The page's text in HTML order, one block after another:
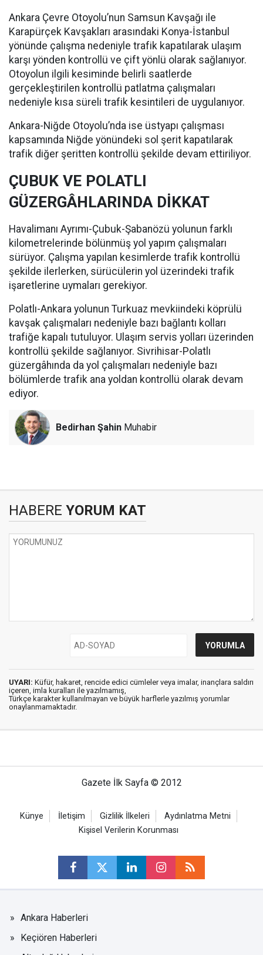
Ankara Çevre Otoyolu’nun Samsun Kavşağı ile
Karapürçek Kavşakları arasındaki Konya-İstanbul
yönünde çalışma nedeniyle trafik kapatılarak ulaşım
karşı yönden kontrollü ve çift yönlü olarak sağlanıyor.
Otoyolun ilgili kesiminde belirli saatlerde
gerçekleştirilen kontrollü patlatma çalışmaları
nedeniyle kısa süreli trafik kesintileri de uygulanıyor.
Ankara-Niğde Otoyolu’nda ise üstyapı çalışması
kapsamında Niğde yönündeki sol şerit kapatılarak
trafik diğer şeritten kontrollü şekilde devam ettiriliyor.
ÇUBUK VE POLATLI
GÜZERGÂHLARINDA DİKKAT
Havalimanı Ayrımı-Çubuk-Şabanözü yolunun farklı
kilometrelerinde bölünmüş yol yapım çalışmaları
sürüyor. Çalışma yapılan kesimlerde trafik kontrollü
şekilde ilerlerken, sürücülerin yol üzerindeki trafik
işaretlerine uymaları gerekiyor.
Polatlı-Ankara yolunun Turkuaz mevkiindeki köprülü
kavşak çalışmaları nedeniyle bazı bağlantı kolları
trafiğe kapalı tutuluyor. Ulaşım servis yolları üzerinden
kontrollü şekilde sağlanıyor. Sivrihisar-Polatlı
güzergâhında da yol çalışmaları nedeniyle bazı
bölümlerde trafik ana yoldan kontrollü olarak devam
ediyor.
Bedirhan Şahin Muhabir
HABERE YORUM KAT
UYARI: Küfür, hakaret, rencide edici cümleler veya imalar, inançlara saldırı
içeren, imla kuralları ile yazılmamış,
Türkçe karakter kullanılmayan ve büyük harflerle yazılmış yorumlar
onaylanmamaktadır.
Gazete İlk Sayfa © 2012
Künye İletişim Gizlilik İlkeleri
Aydınlatma Metni
Kişisel Verilerin Korunması
Ankara Haberleri
Keçiören Haberleri